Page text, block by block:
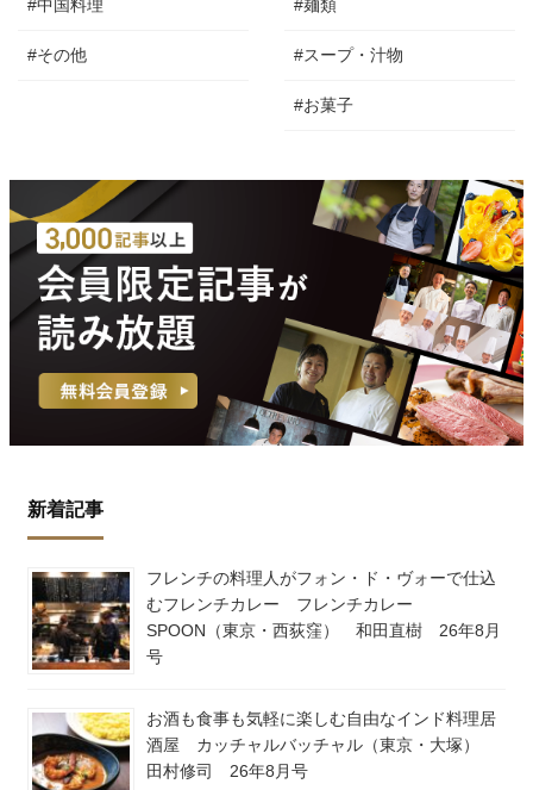
#中国料理
#その他
#麺類
#スープ・汁物
#お菓子
新着記事
フレンチの料理人がフォン・ド・ヴォーで仕込
むフレンチカレー フレンチカレー
SPOON（東京・西荻窪） 和田直樹 26年8月
号
お酒も食事も気軽に楽しむ自由なインド料理居
酒屋 カッチャルバッチャル（東京・大塚）
田村修司 26年8月号